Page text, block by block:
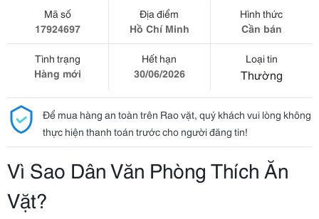
Mã số
17924697
Địa điểm
Hồ Chí Minh
Hình thức
Cần bán
Tình trạng
Hàng mới
Hết hạn
30/06/2026
Loại tin
Thường
Để mua hàng an toàn trên Rao vặt, quý khách vui lòng không
thực hiện thanh toán trước cho người đăng tin!
Vì Sao Dân Văn Phòng Thích Ăn
Vặt?